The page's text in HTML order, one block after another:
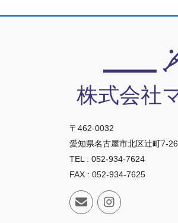
〒462-0032
愛知県名古屋市北区辻町7-26
TEL : 052-934-7624
FAX : 052-934-7625